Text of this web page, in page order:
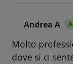
Andrea A
Molto
dove si ci